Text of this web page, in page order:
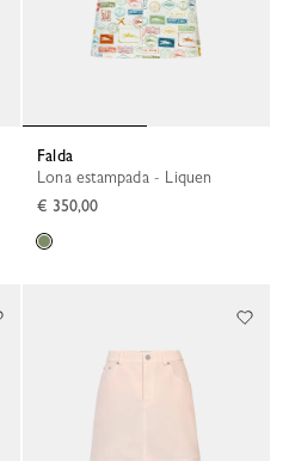
Falda
Lona estampada - Liquen
€ 350,00